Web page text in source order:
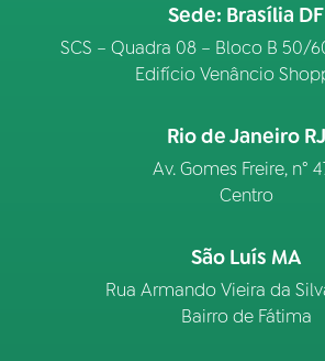
Sede: Brasília DF
SCS – Quadra 08 – Bloco B 50/
Edifício Venâncio
Rio de Janeiro RJ
Av. Gomes Freire, n°
Centro
São Luís MA
Rua Armando Vieira da
Bairro de Fátima